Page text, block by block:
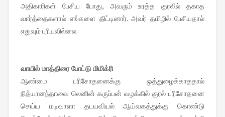
அதிகாரிகள் பேசிய போது, அவரும் உரத்த குரலில் தகாத
வார்த்தைகளால் எங்களை திட்டினார். அவர் தமிழில் பேசியதால்
எதுவும் புரியவில்லை.
வாயில் மாத்திரை போட்டு மிமிக்ரி
ஆண்மை பரிசோதனைக்கு ஒத்துழைக்காததால்
நித்யானந்தாவை லெனின் கருப்பன் வழக்கில் குரல் பரிசோதனை
செய்ய மடிவாளா தடயவியல் ஆய்வகத்துக்கு கொண்டு